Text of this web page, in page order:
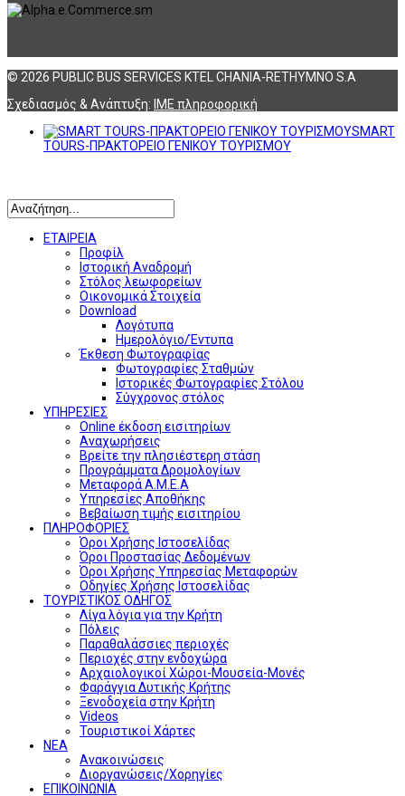
© 2026 PUBLIC BUS SERVICES KTEL CHANIA-RETHYMNO S.A
Σχεδιασμός & Ανάπτυξη: ΙΜΕ πληροφορική
SMART
TOURS-ΠΡΑΚΤΟΡΕΙΟ ΓΕΝΙΚΟΥ ΤΟΥΡΙΣΜΟΥ
ΕΤΑΙΡΕΙΑ
Προφίλ
Ιστορική Αναδρομή
Στόλος λεωφορείων
Οικονομικά Στοιχεία
Download
Λογότυπα
Ημερολόγιο/Έντυπα
Έκθεση Φωτογραφίας
Φωτογραφίες Σταθμών
Ιστορικές Φωτογραφίες Στόλου
Σύγχρονος στόλος
ΥΠΗΡΕΣΙΕΣ
Online έκδοση εισιτηρίων
Αναχωρήσεις
Βρείτε την πλησιέστερη στάση
Προγράμματα Δρομολογίων
Μεταφορά Α.Μ.Ε.Α
Υπηρεσίες Αποθήκης
Βεβαίωση τιμής εισιτηρίου
ΠΛΗΡΟΦΟΡΙΕΣ
Όροι Χρήσης Ιστοσελίδας
Όροι Προστασίας Δεδομένων
Όροι Χρήσης Υπηρεσίας Μεταφορών
Οδηγίες Χρήσης Ιστοσελίδας
ΤΟΥΡΙΣΤΙΚΟΣ ΟΔΗΓΟΣ
Λίγα λόγια για την Κρήτη
Πόλεις
Παραθαλάσσιες περιοχές
Περιοχές στην ενδοχώρα
Αρχαιολογικοί Χώροι-Μουσεία-Μονές
Φαράγγια Δυτικής Κρήτης
Ξενοδοχεία στην Κρήτη
Videos
Τουριστικοί Χάρτες
ΝΕΑ
Ανακοινώσεις
Διοργανώσεις/Χορηγίες
ΕΠΙΚΟΙΝΩΝΙΑ